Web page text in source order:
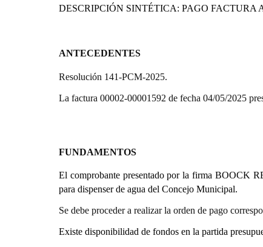
DESCRIPCIÓN SINTÉTICA: PAGO FACTURA
ANTECEDENTES
Resolución 141-PCM-2025.
La factura 00002-00001592 de fecha 04/05/2025
FUNDAMENTOS
El comprobante presentado por la firma BOOCK
para dispenser de agua del Concejo Municipal.
Se debe proceder a realizar la orden de pago
Existe disponibilidad de fondos en la partida